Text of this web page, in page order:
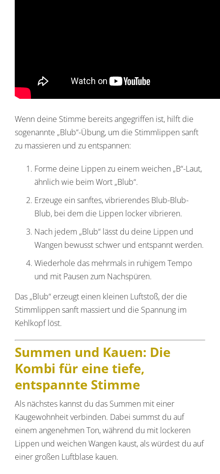
Wenn deine Stimme bereits angegriffen ist, hilft die
sogenannte „Blub“-Übung, um die Stimmlippen sanft
zu massieren und zu entspannen:
Forme deine Lippen zu einem weichen „B“-Laut,
ähnlich wie beim Wort „Blub“.
Erzeuge ein sanftes, vibrierendes Blub-Blub-
Blub, bei dem die Lippen locker vibrieren.
Nach jedem „Blub“ lässt du deine Lippen und
Wangen bewusst schwer und entspannt werden.
Wiederhole das mehrmals in ruhigem Tempo
und mit Pausen zum Nachspüren.
Das „Blub“ erzeugt einen kleinen Luftstoß, der die
Stimmlippen sanft massiert und die Spannung im
Kehlkopf löst.
Summen und Kauen: Die
Kombi für eine tiefe,
entspannte Stimme
Als nächstes kannst du das Summen mit einer
Kaugewohnheit verbinden. Dabei summst du auf
einem angenehmen Ton, während du mit lockeren
Lippen und weichen Wangen kaust, als würdest du auf
einer großen Luftblase kauen.